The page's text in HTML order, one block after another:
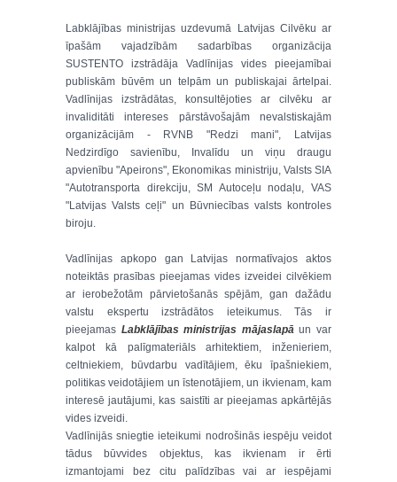
Labklājības ministrijas uzdevumā Latvijas Cilvēku ar
īpašām vajadzībām sadarbības organizācija
SUSTENTO izstrādāja Vadlīnijas vides pieejamībai
publiskām būvēm un telpām un publiskajai ārtelpai.
Vadlīnijas izstrādātas, konsultējoties ar cilvēku ar
invaliditāti intereses pārstāvošajām nevalstiskajām
organizācijām - RVNB "Redzi mani", Latvijas
Nedzirdīgo savienību, Invalīdu un viņu draugu
apvienību "Apeirons", Ekonomikas ministriju, Valsts SIA
"Autotransporta direkciju, SM Autoceļu nodaļu, VAS
"Latvijas Valsts ceļi" un Būvniecības valsts kontroles
biroju.
Vadlīnijas apkopo gan Latvijas normatīvajos aktos
noteiktās prasības pieejamas vides izveidei cilvēkiem
ar ierobežotām pārvietošanās spējām, gan dažādu
valstu ekspertu izstrādātos ieteikumus. Tās ir
pieejamas Labklājības ministrijas mājaslapāun var
kalpot kā palīgmateriāls arhitektiem, inženieriem,
celtniekiem, būvdarbu vadītājiem, ēku īpašniekiem,
politikas veidotājiem un īstenotājiem, un ikvienam, kam
interesē jautājumi, kas saistīti ar pieejamas apkārtējās
vides izveidi.
Vadlīnijās sniegtie ieteikumi nodrošinās iespēju veidot
tādus būvvides objektus, kas ikvienam ir ērti
izmantojami bez citu palīdzības vai ar iespējami